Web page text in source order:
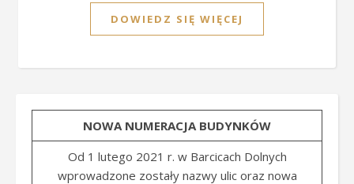
DOWIEDZ SIĘ WIĘCEJ
NOWA NUMERACJA BUDYNKÓW
Od 1 lutego 2021 r. w Barcicach Dolnych
wprowadzone zostały nazwy ulic oraz nowa